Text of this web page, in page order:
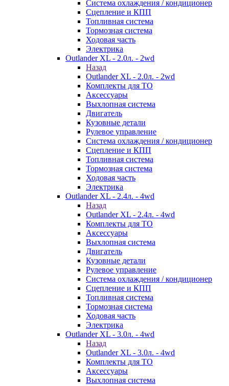
Система охлаждения / кондиционер
Сцепление и КПП
Топливная система
Тормозная система
Ходовая часть
Электрика
Outlander XL - 2.0л. - 2wd
Назад
Outlander XL - 2.0л. - 2wd
Комплекты для ТО
Аксессуары
Выхлопная система
Двигатель
Кузовные детали
Рулевое управление
Система охлаждения / кондиционер
Сцепление и КПП
Топливная система
Тормозная система
Ходовая часть
Электрика
Outlander XL - 2.4л. - 4wd
Назад
Outlander XL - 2.4л. - 4wd
Комплекты для ТО
Аксессуары
Выхлопная система
Двигатель
Кузовные детали
Рулевое управление
Система охлаждения / кондиционер
Сцепление и КПП
Топливная система
Тормозная система
Ходовая часть
Электрика
Outlander XL - 3.0л. - 4wd
Назад
Outlander XL - 3.0л. - 4wd
Комплекты для ТО
Аксессуары
Выхлопная система